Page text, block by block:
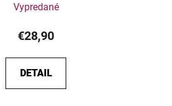
Vypredané
€28,90
DETAIL